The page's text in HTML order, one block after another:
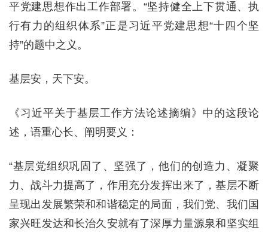
平党建思想作出工作部署。“坚持健全上下贯通、执
行有力的组织体系”正是习近平党建思想“十四个坚
持”的题中之义。
基层安，天下安。
《习近平关于基层工作方法论述摘编》中的这段论
述，语重心长、阐明要义：
“基层党组织巩固了、坚强了，他们的创造力、凝聚
力、战斗力提高了，作用充分发挥出来了，基层不断
呈现出发展繁荣和和谐稳定的局面，我们党、我们国
家兴旺发达和长治久安就有了深厚力量源泉和坚实组